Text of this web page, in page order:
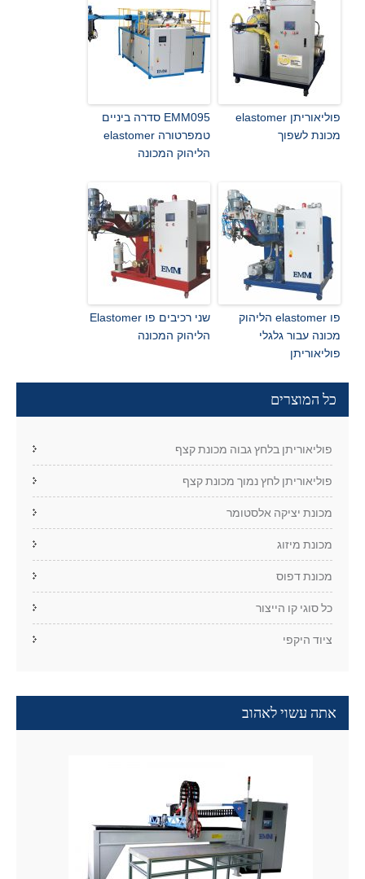
פוליאוריתן elastomer
מכונת לשפוך
EMM095 סדרה ביניים
טמפרטורה elastomer
הליהוק המכונה
פו elastomer הליהוק
מכונה עבור גלגלי
פוליאוריתן
שני רכיבים פו Elastomer
הליהוק המכונה
כל המוצרים
פוליאוריתן בלחץ גבוה מכונת קצף
פוליאוריתן לחץ נמוך מכונת קצף
מכונת יציקה אלסטומר
מכונת מיזוג
מכונת דפוס
כל סוגי קו הייצור
ציוד היקפי
אתה עשוי לאהוב